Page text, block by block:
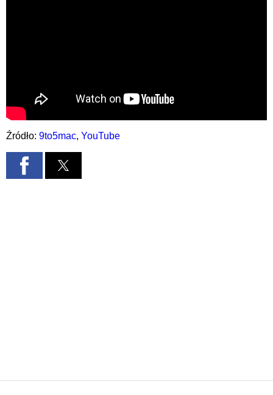
Źródło: 9to5mac, YouTube